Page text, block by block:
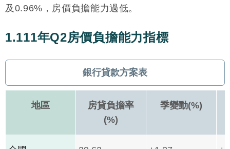
及0.96%，房價負擔能力過低。
1.111年Q2房價負擔能力指標
銀行貸款方案表
地區
房貸負擔率
(%)
季變動(%)